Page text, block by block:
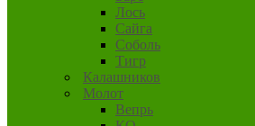
Лось
Сайга
Соболь
Тигр
Калашников
Молот
Вепрь